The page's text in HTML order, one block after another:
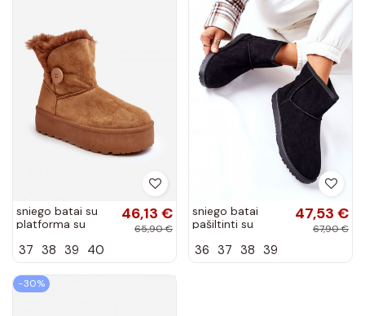
sniego batai su
platforma su
spalvos Wikasem
46,13 €
65,90 €
37 38 39 40
sniego batai
pašiltinti su
juodos spalvos
47,53 €
67,90 €
36 37 38 39
−30%